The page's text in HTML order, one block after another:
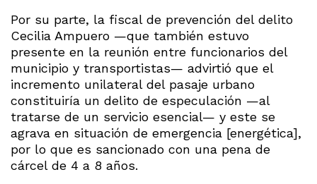
Por su parte, la fiscal de prevención del delito
Cecilia Ampuero —que también estuvo
presente en la reunión entre funcionarios del
municipio y transportistas— advirtió que el
incremento unilateral del pasaje urbano
constituiría un delito de especulación —al
tratarse de un servicio esencial— y este se
agrava en situación de emergencia [energética],
por lo que es sancionado con una pena de
cárcel de 4 a 8 años.